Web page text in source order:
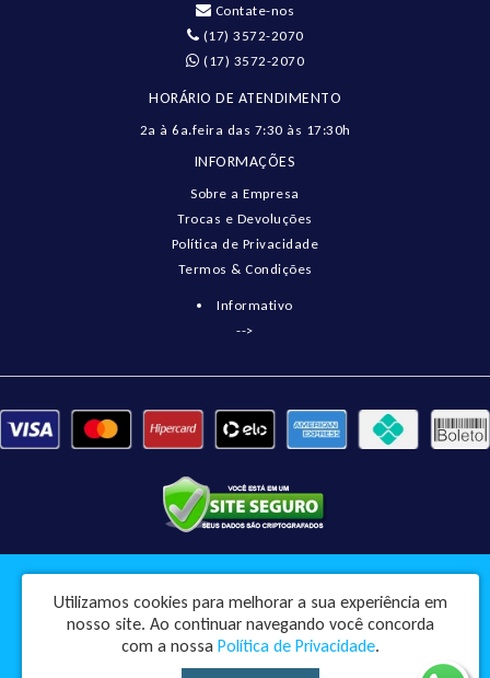
Contate-nos
(17) 3572-2070
(17) 3572-2070
HORÁRIO DE ATENDIMENTO
2a à 6a.feira das 7:30 às 17:30h
INFORMAÇÕES
Sobre a Empresa
Trocas e Devoluções
Política de Privacidade
Termos & Condições
Informativo
-->
Pneumatix Soluções Industriais Ltda - CNPJ: 18.561.656/0001-49
Rua Engenheiro Balduino, 73 - Centro - Pindorama / SP - CEP: 15830-045
Pneumatix © 2026
Desenvolvido por88digital
Utilizamos cookies para melhorar a sua experiência em
nosso site. Ao continuar navegando você concorda
com a nossa Política de Privacidade.